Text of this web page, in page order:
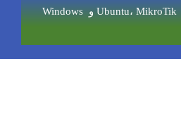
فعال‌سازی SNMP در Ubuntu، MikroTik و Windows